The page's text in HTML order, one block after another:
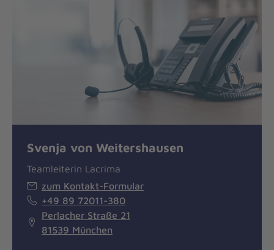
Svenja von Weitershausen
Teamleiterin Lacrima
zum Kontakt-Formular
+49 89 72011-380
Perlacher Straße 21
81539 München